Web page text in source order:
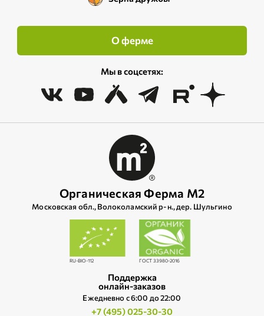
О ферме
Мы в соцсетях:
Органическая Ферма М2
Московская обл., Волоколамский р‑н., дер. Шульгино
RU-BIO-112 ГОСТ 33980-2016
Поддержка
онлайн-заказов
Ежедневно c 6:00 до 22:00
+7 (495) 025-30-30